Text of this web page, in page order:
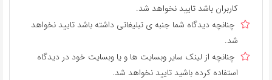
کاربران باشد تایید نخواهد شد.
چنانچه دیدگاه شما جنبه ی تبلیغاتی داشته باشد تایید نخواهد
شد.
چنانچه از لینک سایر وبسایت ها و یا وبسایت خود در دیدگاه
استفاده کرده باشید تایید نخواهد شد.